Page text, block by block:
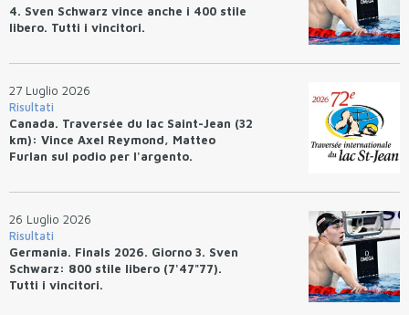
4. Sven Schwarz vince anche i 400 stile
libero. Tutti i vincitori.
27 Luglio 2026
Risultati
Canada. Traversée du lac Saint-Jean (32
km): Vince Axel Reymond, Matteo
Furlan sul podio per l'argento.
26 Luglio 2026
Risultati
Germania. Finals 2026. Giorno 3. Sven
Schwarz: 800 stile libero (7'47"77).
Tutti i vincitori.